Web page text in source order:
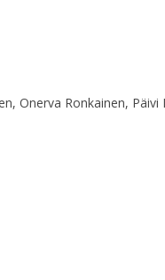
Onerva Ronkainen, Päivi